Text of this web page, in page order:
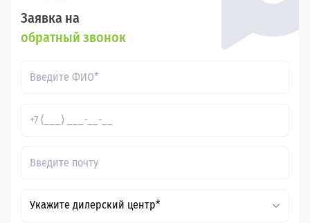
Заявка на
обратный звонок
Укажите дилерский центр*